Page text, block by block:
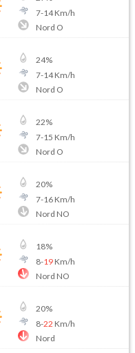
7-14Km/h
Nord O
24%
7-14Km/h
Nord O
22%
7-15 Km/h
Nord O
20%
7-16Km/h
Nord NO
18%
8-19Km/h
Nord NO
20%
8-22 Km/h
Nord